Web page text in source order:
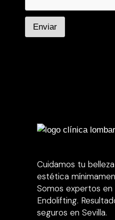
Enviar
Cuidamos tu
estética
Somos expertos en
Endolifting.
seguros en Sevilla.